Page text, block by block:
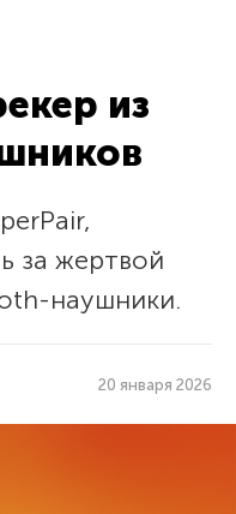
из
за жертвой
наушники.
20 января 2026